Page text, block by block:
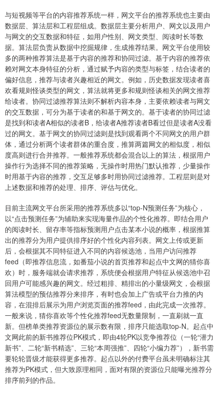
与短视频等平台的内容推荐系统一样，网文平台的推荐系统也主要由
数据层、算法层和工程层组成。数据层主要分析用户、网文以及用户
与网文的交互数据和特征，如用户性别、网文类型、阅读时长等数
据。算法层负责从数据中挖掘规律，生成推荐结果。网文平台使用较
多的两种推荐算法是基于内容的推荐和协同过滤。基于内容的推荐依
赖对网文本身特征的分析，通过赋予内容的类型与标签，结合读者的
偏好信息，推荐与读者兴趣相近的网文。例如，历史数据发现读者喜
欢看规则怪谈类型的网文，算法就将更多和规则怪谈相关的网文推荐
给读者。协同过滤推荐算法则不解析内容本身，主要依赖读者与网文
的交互数据，可分为基于读者的和基于网文的。基于读者的协同过滤
是找到和读者A相似的读者B，给读者A推荐读者B看过但是读者A没看
过的网文。基于网文的协同过滤则是找到观看两个不同网文的用户群
体，通过分析两个读者群体的重合度，推算两篇网文的相似度，相似
度高则进行合并推荐。一般推荐系统都会混合以上的算法，根据用户
操作行为选择不同的推荐策略，无操作时用热门默认推荐，少量操作
时用基于内容的推荐，交互足够多时用协同过滤推荐。工程层则是对
上述数据和推荐的处理、排序、评估与优化。
目前主流网文平台所采用的推荐系统多以“top-N预测任务”为核心，
以“点击预测任务”为辅助来实现海量作品的个性化推荐。即结合用户
的阅读时长、留存率等指标预测用户点击某本小说的概率，根据推算
出的推荐分为用户提供排序好的个性化内容列表。网文上传或更新
后，会根据其不同特征进入不同的内容候选池，当用户访问推荐
feed（即推荐信息流，如番茄小说的首页推荐和起点中文网的猜你喜
欢）时，服务端就会请求推荐，系统便会根据用户特征从候选池中召
回用户可能感兴趣的网文。经过粗排、精排出的小量级网文，会根据
算法模型的预估推荐分来排序，有时也会加上广告或平台力推的内
容，在混排后展示为用户浏览页面的推荐feed，由此完成一次推荐。
一般来说，猜你喜欢等个性化推荐feed无数量限制，一直刷就一直
新。但榜单类推荐资源位的展示数有限，排序只能选取top-N。起点中
文网此前的新书推荐位PK模式，即由4轮PK以竞争推荐位（一轮“潜力
新书”、二轮“新书精选”、三轮“本周强推”、四轮“小编力荐”），新书需
要轮轮晋级才能获得更多推荐。起点以外的付费平台虽未明确标注其
推荐为PK模式，但大致原理相同，面对有限的资源位只能曝光推荐分
排序前列的作品。